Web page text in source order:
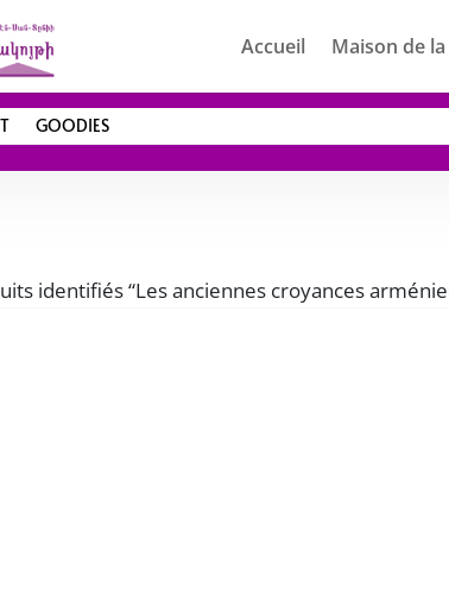
Accueil Maison de
GOODIES
identifiés “Les anciennes croyances